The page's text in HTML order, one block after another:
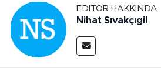
EDITÖR HAKKINDA
Nihat Sıvakçıgil